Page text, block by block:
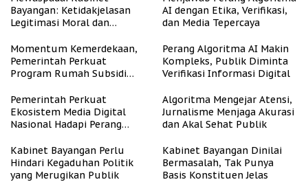
Bayangan: Ketidakjelasan
Legitimasi Moral dan
AI dengan Etika, Verifikasi,
dan Media Tepercaya
Momentum Kemerdekaan,
Pemerintah Perkuat
Program Rumah Subsidi
Berpenghasilan Rendah
Perang Algoritma AI Makin
Kompleks, Publik Diminta
Verifikasi Informasi Digital
Pemerintah Perkuat
Ekosistem Media Digital
Nasional Hadapi Perang
Algoritma Mengejar Atensi,
Jurnalisme Menjaga Akurasi
dan Akal Sehat Publik
Kabinet Bayangan Perlu
Hindari Kegaduhan Politik
yang Merugikan Publik
Kabinet Bayangan Dinilai
Bermasalah, Tak Punya
Basis Konstituen Jelas